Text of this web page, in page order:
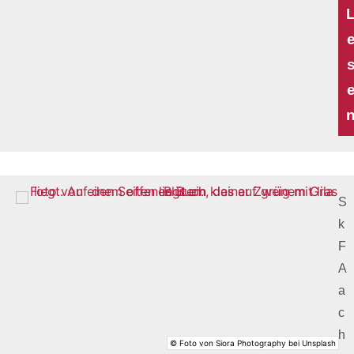
© Foto von Siora Photography bei Unsplash
S
k
F
A
a
c
h